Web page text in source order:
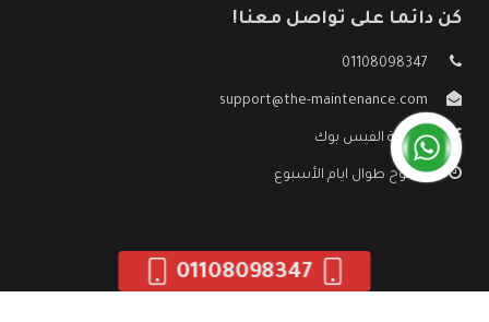
كن دائما على تواصل معنا!
01108098347
support@the-maintenance.com
صفحة الفيس بوك
مفتوح طوال ايام الأسبوع
01108098347